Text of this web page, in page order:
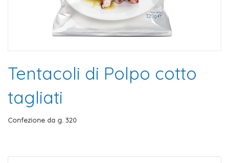
Tentacoli di Polpo cotto
tagliati
Confezione da g. 320